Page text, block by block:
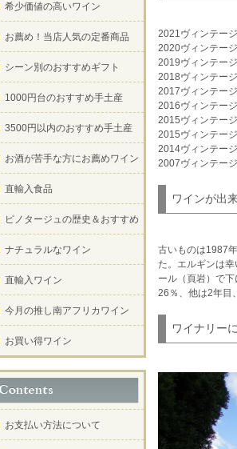
2021ヴィンテー
2020ヴィンテー
2019ヴィンテー
2018ヴィンテー
2017ヴィンテー
2016ヴィンテー
2015ヴィンテー
2015ヴィンテー
2014ヴィンテー
2007ヴィンテー
ワインが出
古いものは1987
た。エルギンは
ール（頁岩）で
26％、他は2年目
ワイナリー
希少価値の高いワイン
お薦め！当店人気の定番商品
シーン別のおすすめギフト
1000円台のおすすめ手土産
3500円以内のおすすめ手土産
お酒が苦手な方にお薦めワイン
直輸入食品
ピノタージュの歴史＆おすすめ
ナチュラルなワイン
直輸入ワイン
今月の推し南アフリカワイン
お買い得ワイン
お支払い方法について